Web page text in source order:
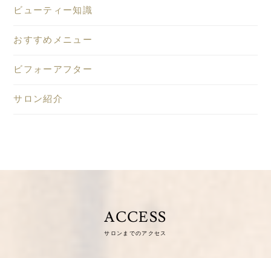
ビューティー知識
おすすめメニュー
ビフォーアフター
サロン紹介
ACCESS
サロンまでのアクセス